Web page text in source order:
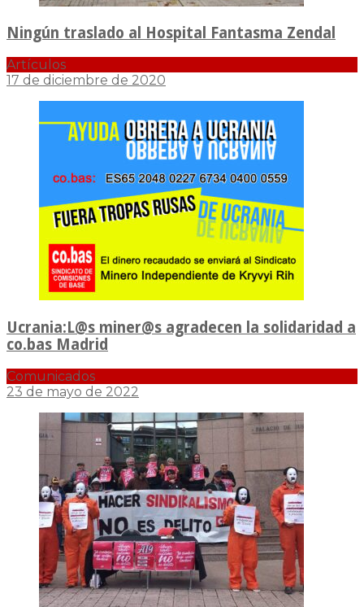
Ningún traslado al Hospital Fantasma Zendal
Artículos
17 de diciembre de 2020
Ucrania:L@s miner@s agradecen la solidaridad a
co.bas Madrid
Comunicados
23 de mayo de 2022